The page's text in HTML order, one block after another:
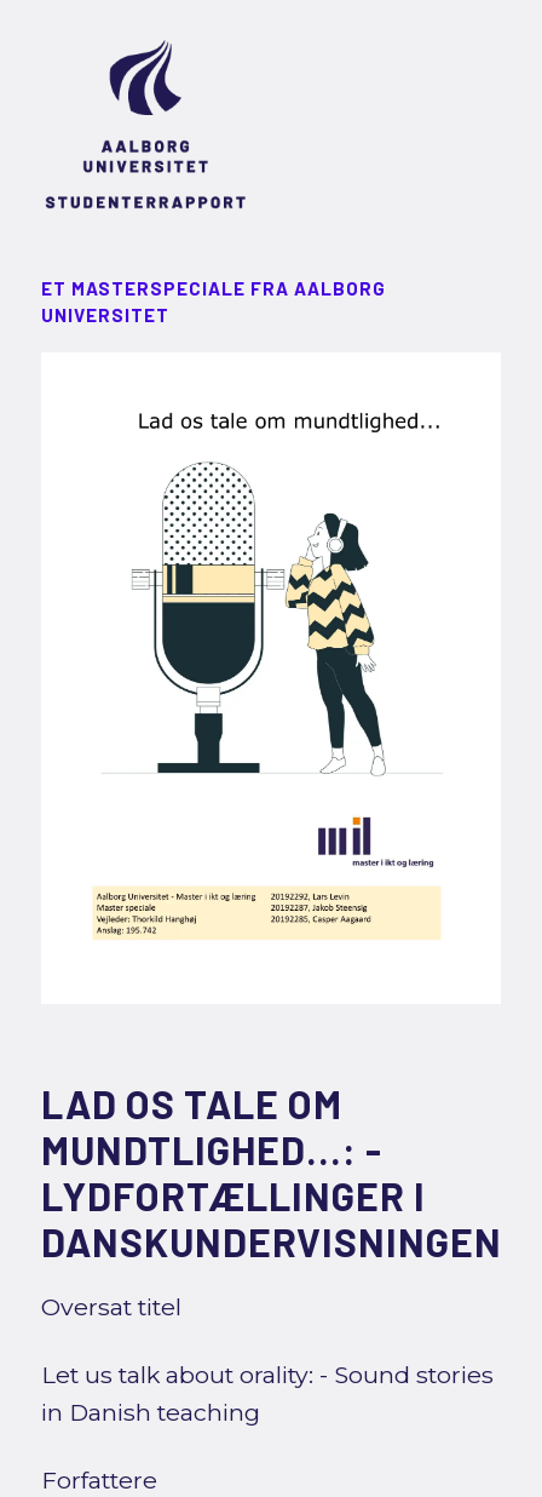
ET MASTERSPECIALE FRA AALBORG
UNIVERSITET
LAD OS TALE OM
MUNDTLIGHED...: -
LYDFORTÆLLINGER I
DANSKUNDERVISNINGEN
Oversat titel
Let us talk about orality: - Sound stories
in Danish teaching
Forfattere